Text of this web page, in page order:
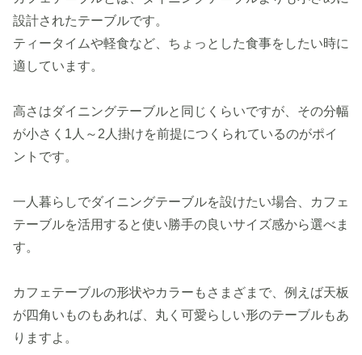
設計されたテーブルです。
ティータイムや軽食など、ちょっとした食事をしたい時に
適しています。
高さはダイニングテーブルと同じくらいですが、その分幅
が小さく1人～2人掛けを前提につくられているのがポイ
ントです。
一人暮らしでダイニングテーブルを設けたい場合、カフェ
テーブルを活用すると使い勝手の良いサイズ感から選べま
す。
カフェテーブルの形状やカラーもさまざまで、例えば天板
が四角いものもあれば、丸く可愛らしい形のテーブルもあ
りますよ。